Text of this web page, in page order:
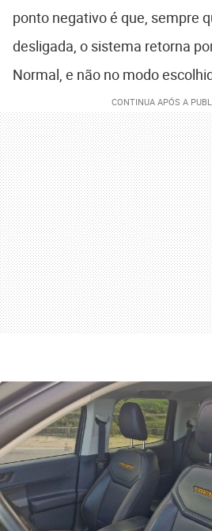
ponto negativo é que, sempre
desligada, o sistema retorna
Normal, e não no modo